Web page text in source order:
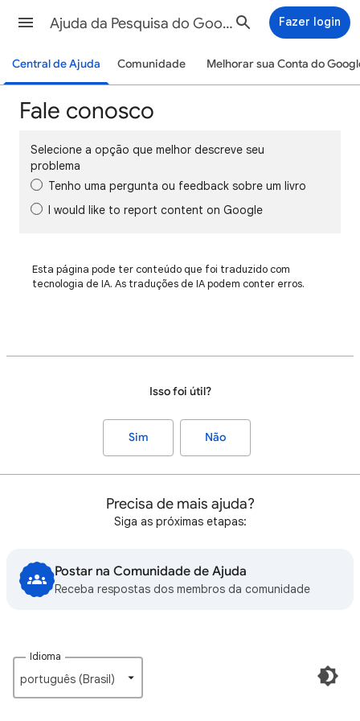
Ajuda da Pesquisa do Google Fazer login
Central de Ajuda Comunidade Melhorar sua Conta do
Fale conosco
Selecione a opção que melhor descreve seu
problema
Tenho uma pergunta ou feedback sobre um livro
I would like to report content on Google
Esta página pode ter conteúdo que foi traduzido com
tecnologia de IA. As traduções de IA podem conter erros.
Isso foi útil?
Sim Não
Precisa de mais ajuda?
Siga as próximas etapas:
Postar na Comunidade de Ajuda
Receba respostas dos membros da comunidade
Idioma
português (Brasil)‎